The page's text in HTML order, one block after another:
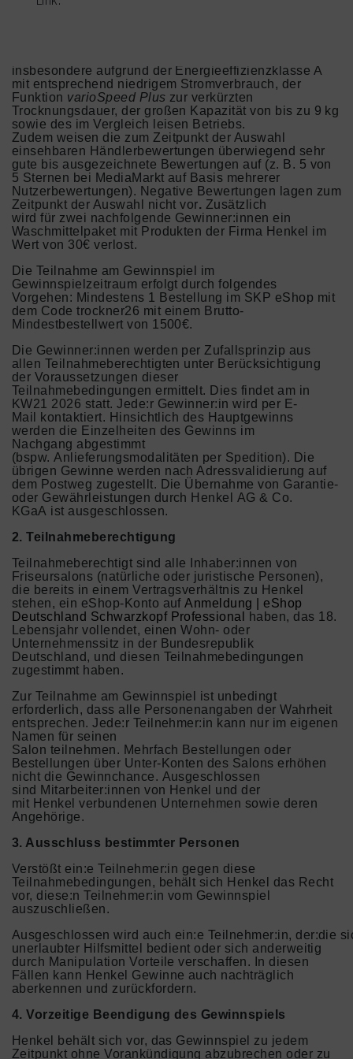
Hauptgewinn einen
insbesondere aufgrund der Energieeffizienzklasse A
mit entsprechend niedrigem Stromverbrauch, der
Funktion varioSpeed Plus zur verkürzten
Trocknungsdauer, der großen Kapazität von bis zu 9 kg
sowie des im Vergleich leisen Betriebs.
Zudem weisen die zum Zeitpunkt der Auswahl
einsehbaren Händlerbewertungen überwiegend sehr
gute bis ausgezeichnete Bewertungen auf (z. B. 5 von
5 Sternen bei MediaMarkt auf Basis mehrerer
Nutzerbewertungen). Negative Bewertungen lagen zum
Zeitpunkt der Auswahl nicht vor. Zusätzlich
wird für zwei nachfolgende Gewinner:innen ein
Waschmittelpaket mit Produkten der Firma Henkel im
Wert von 30€ verlost.
Die Teilnahme am Gewinnspiel im
Gewinnspielzeitraum erfolgt durch folgendes
Vorgehen: Mindestens 1 Bestellung im SKP eShop mit
dem Code trockner26 mit einem Brutto-
Mindestbestellwert von 1500€.
Die Gewinner:innen werden per Zufallsprinzip aus
allen Teilnahmeberechtigten unter Berücksichtigung
der Voraussetzungen dieser
Teilnahmebedingungen ermittelt. Dies findet am in
KW21 2026 statt. Jede:r Gewinner:in wird per E-
Mail kontaktiert. Hinsichtlich des Hauptgewinns
werden die Einzelheiten des Gewinns im
Nachgang abgestimmt
(bspw. Anlieferungsmodalitäten per Spedition). Die
übrigen Gewinne werden nach Adressvalidierung auf
dem Postweg zugestellt. Die Übernahme von Garantie-
oder Gewährleistungen durch Henkel AG & Co.
KGaA ist ausgeschlossen.
2. Teilnahmeberechtigung
Teilnahmeberechtigt sind alle Inhaber:innen von
Friseursalons (natürliche oder juristische Personen),
die bereits in einem Vertragsverhältnis zu Henkel
stehen, ein eShop-Konto aufAnmeldung | eShop
Deutschland Schwarzkopf Professional
haben, das 18.
Lebensjahr vollendet, einen Wohn- oder
Unternehmenssitz in der Bundesrepublik
Deutschland, und diesen Teilnahmebedingungen
zugestimmt haben.
Zur Teilnahme am Gewinnspiel ist unbedingt
erforderlich, dass alle Personenangaben der Wahrheit
entsprechen. Jede:r Teilnehmer:in kann nur im eigenen
Namen für seinen
Salon teilnehmen. Mehrfach Bestellungen oder
Bestellungen über Unter-Konten des Salons erhöhen
nicht die Gewinnchance. Ausgeschlossen
sind Mitarbeiter:innen von Henkel und der
mit Henkel verbundenen Unternehmen sowie deren
Angehörige.
3. Ausschluss bestimmter Personen
Verstößt ein:e Teilnehmer:in gegen diese
Teilnahmebedingungen, behält sich Henkel das Recht
vor, diese:n Teilnehmer:in vom Gewinnspiel
auszuschließen.
Ausgeschlossen wird auch ein:e Teilnehmer:in, der:die
unerlaubter Hilfsmittel bedient oder sich anderweitig
durch Manipulation Vorteile verschaffen. In diesen
Fällen kann Henkel Gewinne auch nachträglich
aberkennen und zurückfordern.
4. Vorzeitige Beendigung des Gewinnspiels
Henkel behält sich vor, das Gewinnspiel zu jedem
Zeitpunkt ohne Vorankündigung abzubrechen oder zu